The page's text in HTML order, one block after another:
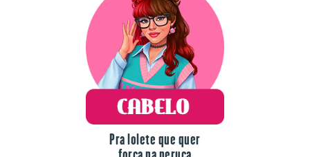
Pra lolete que quer
força na peruca